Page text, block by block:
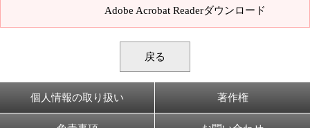
Adobe Acrobat Readerダウンロード
戻る
個人情報の取り扱い 著作権